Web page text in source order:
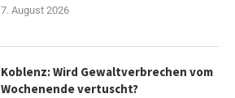
7. August 2026
Koblenz: Wird Gewaltverbrechen vom
Wochenende vertuscht?